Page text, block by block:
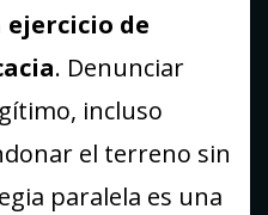
de
. Denunciar
incluso
el terreno sin
paralela es una